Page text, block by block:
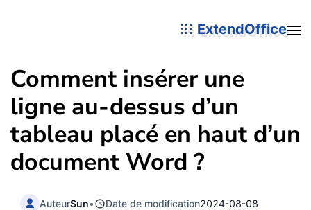
ExtendOffice
Comment insérer une
ligne au-dessus d’un
tableau placé en haut d’un
document Word ?
AuteurSun• Date de modification2024-08-08